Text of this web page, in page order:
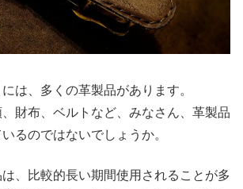
は、多くの革製品があります。
財布、ベルトなど、みなさん、革製品
るのではないでしょうか。
、比較的長い期間使用されることが多